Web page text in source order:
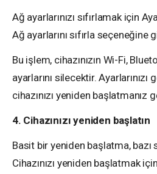
Ağ ayarlarınızı sıfırlamak için
Ağ ayarlarını sıfırla seçeneğine
Bu işlem, cihazınızın Wi-Fi,
ayarlarını silecektir. Ayarlarınızı
cihazınızı yeniden başlatmanız
4. Cihazınızı yeniden başlatın
Basit bir yeniden başlatma, bazı
Cihazınızı yeniden başlatmak